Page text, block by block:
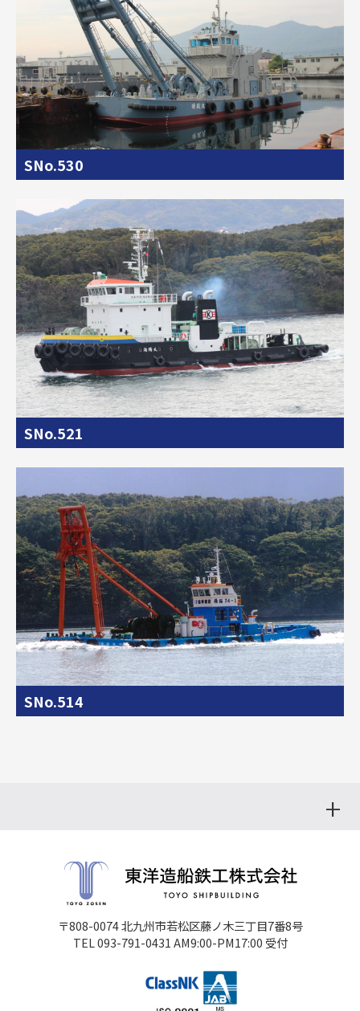
SNo.530
SNo.521
SNo.514
〒808-0074 北九州市若松区藤ノ木三丁目7番8号
TEL 093-791-0431 AM9:00-PM17:00 受付